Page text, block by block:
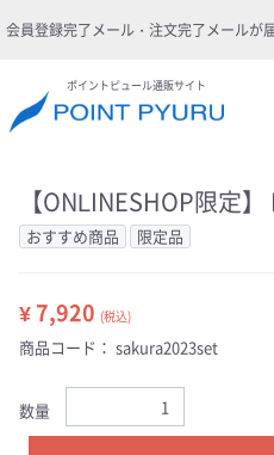
会員登録完了メール・注文完了メールが
ポイントピュール通販サイト
【ONLINESHOP限定
おすすめ商品 限定品
¥ 7,920 (税込)
商品コード： sakura2023set
数量